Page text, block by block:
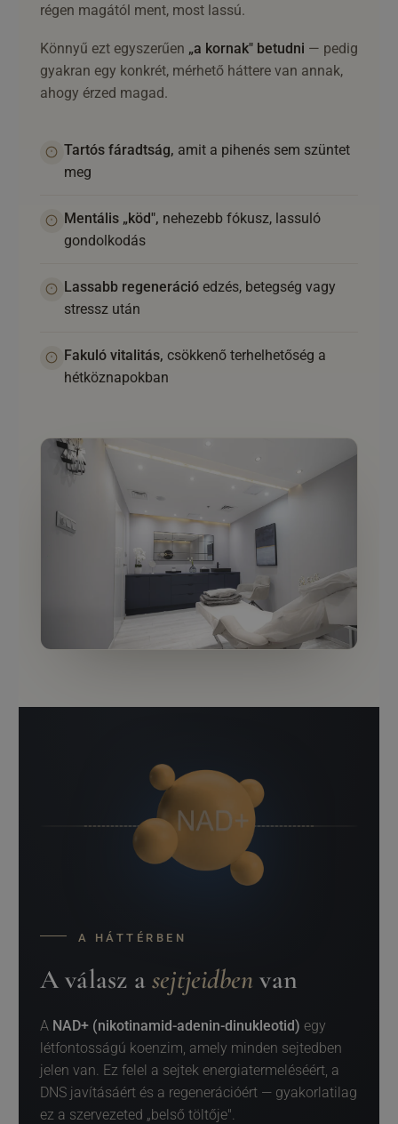
régen magától ment, most lassú.
Könnyű ezt egyszerűen „a kornak" betudni — pedig
gyakran egy konkrét, mérhető háttere van annak,
ahogy érzed magad.
Tartós fáradtság, amit a pihenés sem szüntet
meg
Mentális „köd", nehezebb fókusz, lassuló
gondolkodás
Lassabb regenerációedzés, betegség vagy
stressz után
Fakuló vitalitás, csökkenő terhelhetőség a
hétköznapokban
A HÁTTÉRBEN
A válasz asejtjeidben van
A NAD+ (nikotinamid-adenin-dinukleotid) egy
létfontosságú koenzim, amely minden sejtedben
jelen van. Ez felel a sejtek energiatermeléséért, a
DNS javításáért és a regenerációért — gyakorlatilag
ez a szervezeted „belső töltője".